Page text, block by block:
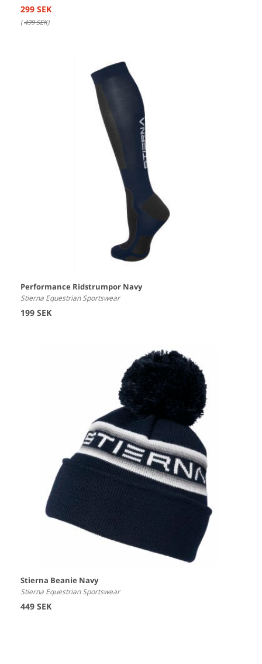
299 SEK
(499 SEK)
Performance Ridstrumpor Navy
Stierna Equestrian Sportswear
199 SEK
Stierna Beanie Navy
Stierna Equestrian Sportswear
449 SEK